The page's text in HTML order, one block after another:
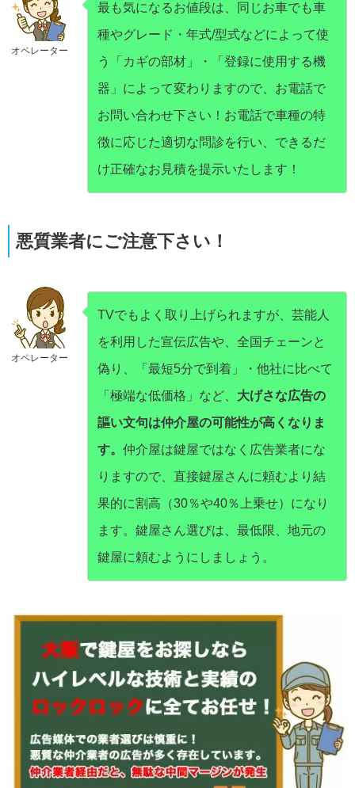
オペレーター
最も気になるお値段は、同じお車でも車
種やグレード・年式/型式などによって使
う「カギの部材」・「登録に使用する機
器」によって変わりますので、お電話で
お問い合わせ下さい！お電話で車種の特
徴に応じた適切な問診を行い、できるだ
け正確なお見積を提示いたします！
悪質業者にご注意下さい！
オペレーター
TVでもよく取り上げられますが、芸能人
を利用した宣伝広告や、全国チェーンと
偽り、「最短5分で到着」・他社に比べて
「極端な低価格」など、 大げさな広告の
謳い文句は仲介屋の可能性が高くなりま
す。 仲介屋は鍵屋ではなく広告業者にな
りますので、直接鍵屋さんに頼むより結
果的に割高（30％や40％上乗せ）になり
ます。鍵屋さん選びは、最低限、地元の
鍵屋に頼むようにしましょう。